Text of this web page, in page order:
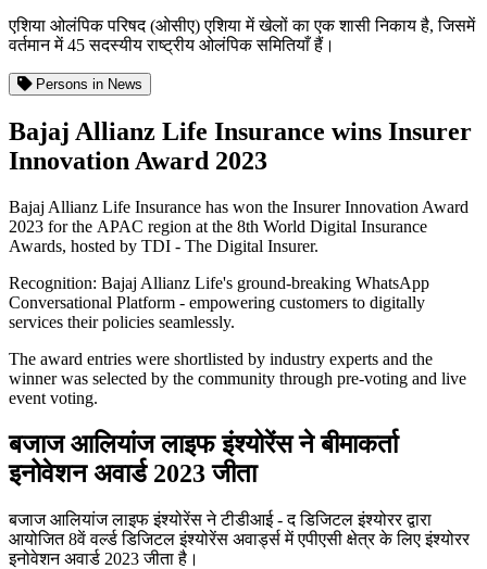
एशिया ओलंपिक परिषद (ओसीए) एशिया में खेलों का एक शासी निकाय है, जिसमें
वर्तमान में 45 सदस्यीय राष्ट्रीय ओलंपिक समितियाँ हैं।
Persons in News
Bajaj Allianz Life Insurance wins Insurer
Innovation Award 2023
Bajaj Allianz Life Insurance has won the Insurer Innovation Award
2023 for the APAC region at the 8th World Digital Insurance
Awards, hosted by TDI - The Digital Insurer.
Recognition: Bajaj Allianz Life's ground-breaking WhatsApp
Conversational Platform - empowering customers to digitally
services their policies seamlessly.
The award entries were shortlisted by industry experts and the
winner was selected by the community through pre-voting and live
event voting.
बजाज आलियांज लाइफ इंश्योरेंस ने बीमाकर्ता
इनोवेशन अवार्ड 2023 जीता
बजाज आलियांज लाइफ इंश्योरेंस ने टीडीआई - द डिजिटल इंश्योरर द्वारा
आयोजित 8वें वर्ल्ड डिजिटल इंश्योरेंस अवार्ड्स में एपीएसी क्षेत्र के लिए इंश्योरर
इनोवेशन अवार्ड 2023 जीता है।